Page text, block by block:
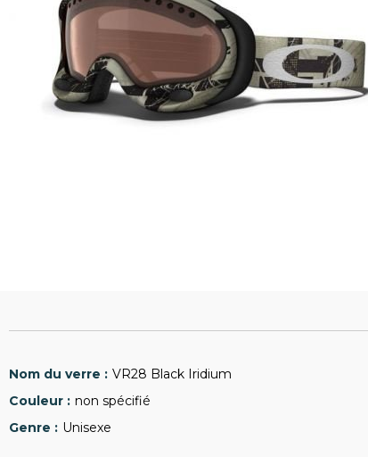
VR28 Black Iridium
non spécifié
Unisexe